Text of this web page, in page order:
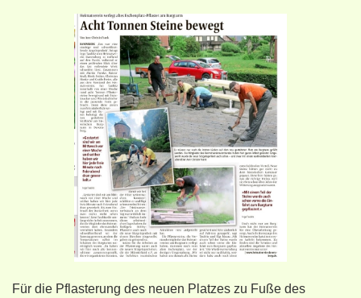
Für die Pflasterung des neuen Platzes zu Fuße des